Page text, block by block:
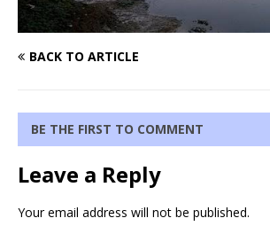
BACK TO ARTICLE
BE THE FIRST TO COMMENT
Leave a Reply
Your email address will not be published.